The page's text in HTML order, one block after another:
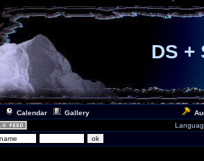
DS +
Calendar Gallery